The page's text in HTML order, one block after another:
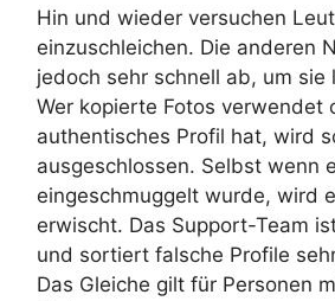
Hin und wieder versuchen
einzuschleichen. Die anderen
jedoch sehr schnell ab, um sie
Wer kopierte Fotos verwendet
authentisches Profil hat, wird
ausgeschlossen. Selbst wenn
eingeschmuggelt wurde, wird
erwischt. Das Support-Team
und sortiert falsche Profile
Das Gleiche gilt für Personen